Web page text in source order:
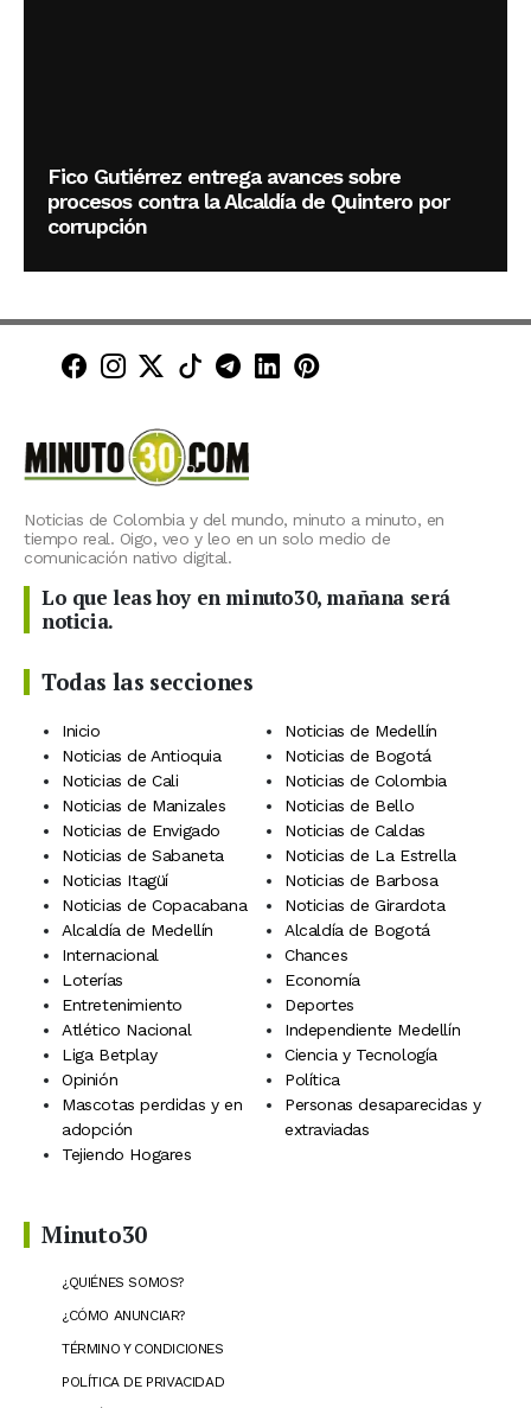
Fico Gutiérrez entrega avances sobre
procesos contra la Alcaldía de Quintero por
corrupción
Minuto30 en Facebook
Minuto30 en Instagram
Minuto30 en X (Twitter)
Minuto30 en TikTok
Canal de Minuto30 en
Minuto30 en LinkedIn
Minuto30 en
Noticias de Colombia y del mundo, minuto a minuto, en
tiempo real. Oigo, veo y leo en un solo medio de
comunicación nativo digital.
Lo que leas hoy en minuto30, mañana será
noticia.
Todas las secciones
Inicio
Noticias de Medellín
Noticias de Antioquia
Noticias de Bogotá
Noticias de Cali
Noticias de Colombia
Noticias de Manizales
Noticias de Bello
Noticias de Envigado
Noticias de Caldas
Noticias de Sabaneta
Noticias de La Estrella
Noticias Itagüí
Noticias de Barbosa
Noticias de Copacabana
Noticias de Girardota
Alcaldía de Medellín
Alcaldía de Bogotá
Internacional
Chances
Loterías
Economía
Entretenimiento
Deportes
Atlético Nacional
Independiente Medellín
Liga Betplay
Ciencia y Tecnología
Opinión
Política
Mascotas perdidas y en
adopción
Personas desaparecidas y
extraviadas
Tejiendo Hogares
Minuto30
¿QUIÉNES SOMOS?
¿CÓMO ANUNCIAR?
TÉRMINO Y CONDICIONES
POLÍTICA DE PRIVACIDAD